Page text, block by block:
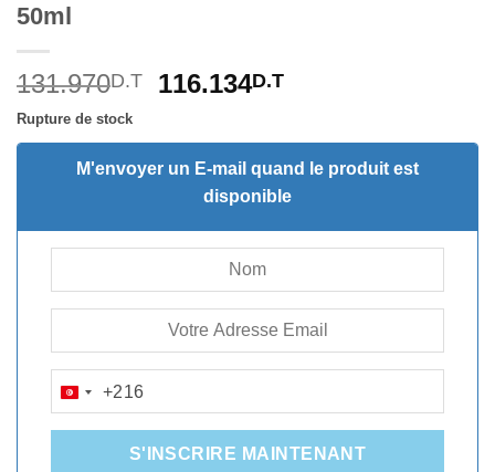
50ml
131.970D.T
Le
initial
était :
131.970D.T.
116.134D.TLe
actuel
est :
116.134D.T.
Rupture de stock
M'envoyer un E-mail quand le produit est
disponible
TUNISIA
+216
+216
S'INSCRIRE MAINTENANT